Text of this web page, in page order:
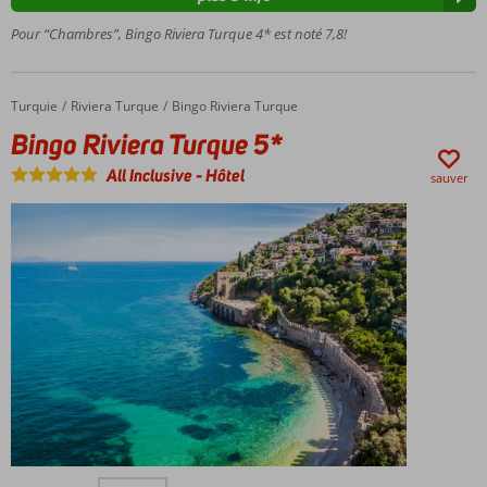
l'hôtel sur
Pour “Chambres”, Bingo Riviera Turque 4* est noté 7,8!
Accueil
Turquie Riviera Turque Bingo Riviera Turque
Bingo Riviera Turque 5*
Bingo Riviera Turque 5*
All Inclusive-Hôtel sauver